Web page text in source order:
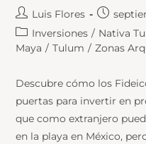
Luis Flores
Inversiones / Nativa
Maya / Tulum / Zonas
Descubre cómo los
puertas para invertir en
que como extranjero
en la playa en México,